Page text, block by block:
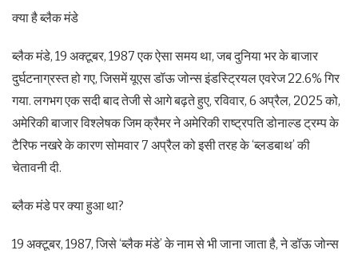
क्या है ब्लैक मंडे
ब्लैक मंडे, 19 अक्टूबर, 1987 एक ऐसा समय था, जब दुनिया भर के बाजार
दुर्घटनाग्रस्त हो गए, जिसमें यूएस डॉऊ जोन्स इंडस्ट्रियल एवरेज 22.6% गिर
गया. लगभग एक सदी बाद तेजी से आगे बढ़ते हुए, रविवार, 6 अप्रैल, 2025 को,
अमेरिकी बाजार विश्लेषक जिम क्रैमर ने अमेरिकी राष्ट्रपति डोनाल्ड ट्रम्प के
टैरिफ नखरे के कारण सोमवार 7 अप्रैल को इसी तरह के ‘ब्लडबाथ’ की
चेतावनी दी.
ब्लैक मंडे पर क्या हुआ था?
19 अक्टूबर, 1987, जिसे ‘ब्लैक मंडे’ के नाम से भी जाना जाता है, ने डॉऊ जोन्स